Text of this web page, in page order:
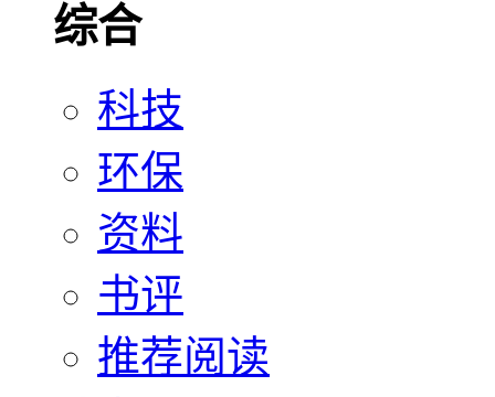
综合
科技
环保
资料
书评
推荐阅读